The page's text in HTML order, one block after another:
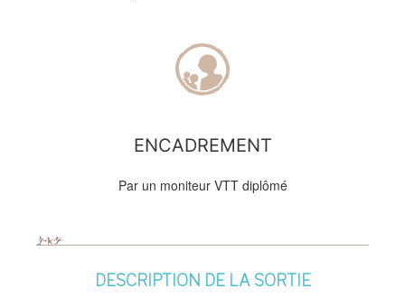
ENCADREMENT
Par un moniteur VTT diplômé
DESCRIPTION DE LA SORTIE